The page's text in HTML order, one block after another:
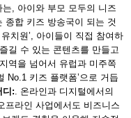
, 아이와 부모 모두의 니즈
종합 키즈 방송국이 되는 것
치원’, 아이들이 직접 참여하
길 수 있는 콘텐츠를 만들고
역을 넘어서 유럽과 미주쪽
No.1 키즈 플랫폼’으로 거듭
디: . 온라인과 디지털에서의
프라인 사업에서도 비즈니스